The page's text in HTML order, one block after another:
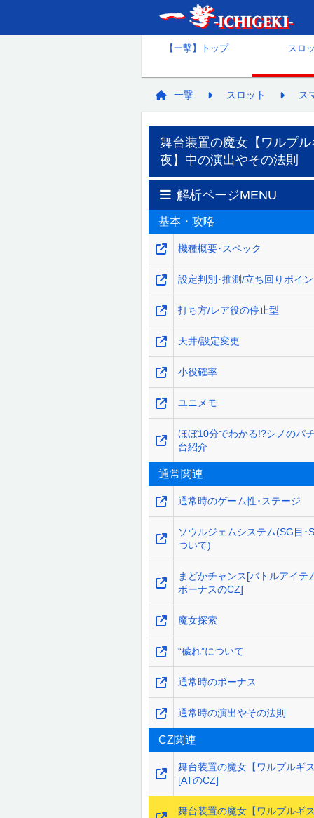
【一撃】トップ スロ
一撃 スロット ス
舞台装置の魔女【ワルプ
夜】中の演出やその法則
解析ページMENU
基本・攻略
機種概要･スペック
設定判別･推測/立ち回りポイ
打ち方/レア役の停止型
天井/設定変更
小役確率
ユニメモ
ほぼ10分でわかる!?シノのパ
台紹介
通常関連
通常時のゲーム性･ステージ
ソウルジェムシステム(SG目･
ついて)
まどかチャンス[バトルアイテ
ボーナスのCZ]
魔女探索
“穢れ”について
通常時のボーナス
通常時の演出やその法則
CZ関連
舞台装置の魔女【ワルプルギ
[ATのCZ]
舞台装置の魔女【ワルプルギ